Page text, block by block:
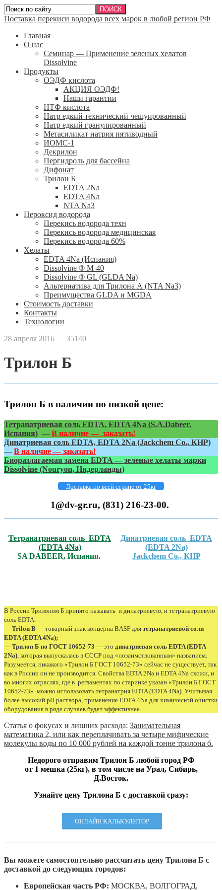
Поставка перекиси водорода всех марок в любой регион РФ
Главная
О нас
Семинар — Применение зеленых хелатов
Dissolvine
Продукты
ОЭДФ кислота
АКЦИЯ ОЭДФ!
Наши гарантии
НТФ кислота
Натр едкий технический чешуированный
Натр едкий гранулированный
Метасиликат натрия пятиводный
ИОМС-1
Декрилон
Пергидроль для бассейна
Дифонат
Трилон Б
EDTA 2Na
EDTA 4Na
NTA Na3
Пероксид водорода
Перекись водорода техн
Перекись водорода медицинская
Перекись водорода 60%
Хелаты
ЕDTA 4Na (Испания)
Dissolvine ® M-40
Dissolvine ® GL (GLDA Na)
Альтернатива для Трилона А (NTA Na3)
Преимущества GLDA и MGDA
Стоимость доставки
Контакты
Технологии
28 апреля 2016
35140
Трилон Б
Трилон Б в наличии по низкой цене:
Тетранатриевая соль EDTA, EDTA 4Na (S.A.Dabeer,
Испания) — В наличие — заказать!
Динатриевая соль EDTA, EDTA 2Na (Jackchem Co., КНР)
— В наличие — заказать!
Биоразлагаемая замена EDTA — зеленые хелаты марки
Dissolvine (Nouryon, Нидерланды)
Доставка по всей стране от 25кг
1@dv-gr.ru, (831) 216-23-00.
Тетранатриевая соль EDTA
(EDTA 4Na)
SA DABEER, Испания.
Динатриевая соль EDTA
(EDTA 2Na)
Jackchem Co., КНР
В России Трилоном Б принято называть и динатриевую, и тетранатриевую
соль EDTA:
— Trilon B — товарный знак концерна BASF для тетранатриевой соли
EDTA (EDTA 4Na);
— Трилон Б по ГОСТ 10652-73 — это динатриевая соль EDTA (EDTA
2Na), которая выпускалась в СССР под «позаимствованным» названием.
Разумеется, никакого «Трилон Б ГОСТ 10652-73» сейчас не существует, так
как в России он не производится. Свойства EDTA 2Na и EDTA 4Na схожи, и
во многих отраслях, где в регламентах по старинке указан «Трилон Б ГОСТ
10652-73» можно использовать тетранатрия EDTA (EDTA 4Na). Учитывая
более высокий рН раствора, применение EDTA 4Na для химической очистки
оборудования в ряде случаев будет эффективнее.
Статья о фокусах и лишних расхода: Занимательная
математика 2, или как переплачивать за четыре мифические
молекулы воды по 10 000 рублей на каждой тонне трилона б.
Недорого отправим Трилон Б любой город РФ
от 1 мешка (25кг), в том числе на Урал, Сибирь,
Д.Восток.
Узнайте цену Трилона Б с доставкой сразу:
ОНЛАЙН КАЛЬКУЛЯТОР
Вы можете самостоятельно рассчитать цену Трилона Б с
доставкой до следующих городов:
Европейская часть РФ: МОСКВА, ВОЛГОГРАД,